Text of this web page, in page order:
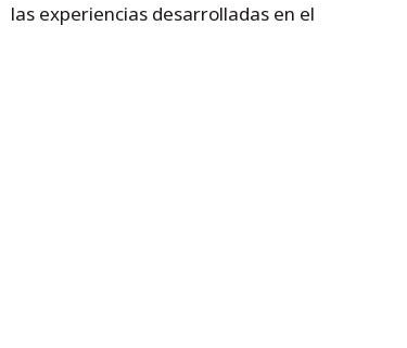
las experiencias desarrolladas en el